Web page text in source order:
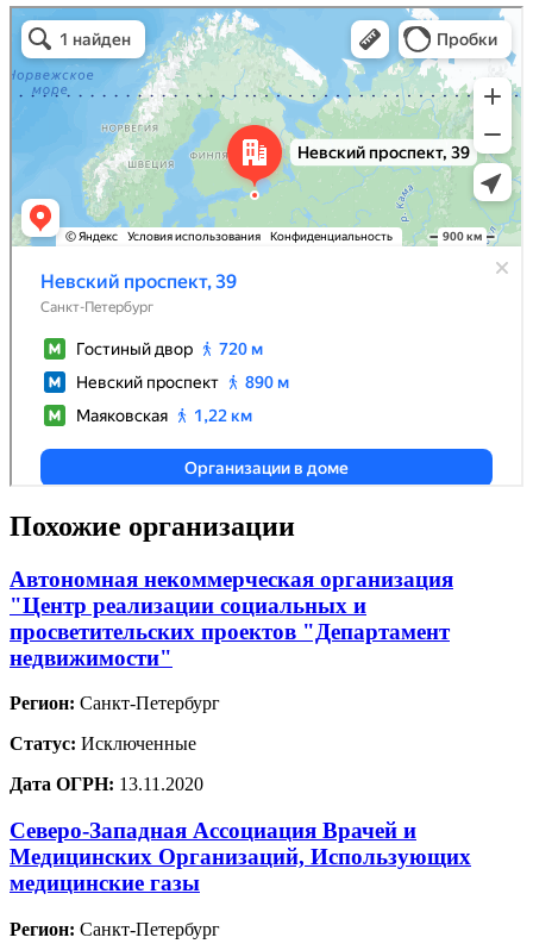
Похожие организации
Автономная некоммерческая организация
"Центр реализации социальных и
просветительских проектов "Департамент
недвижимости"
Регион: Санкт-Петербург
Статус: Исключенные
Дата ОГРН: 13.11.2020
Северо-Западная Ассоциация Врачей и
Медицинских Организаций, Использующих
медицинские газы
Регион: Санкт-Петербург